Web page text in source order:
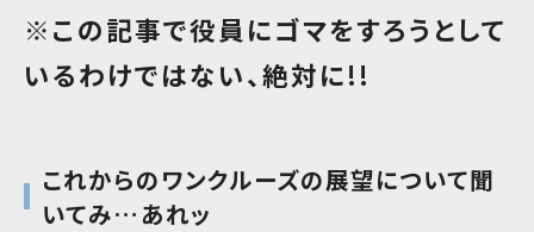
※この記事で役員にゴマをすろうとして
いるわけではない、絶対に!!
これからのワンクルーズの展望について聞
いてみ…あれッ